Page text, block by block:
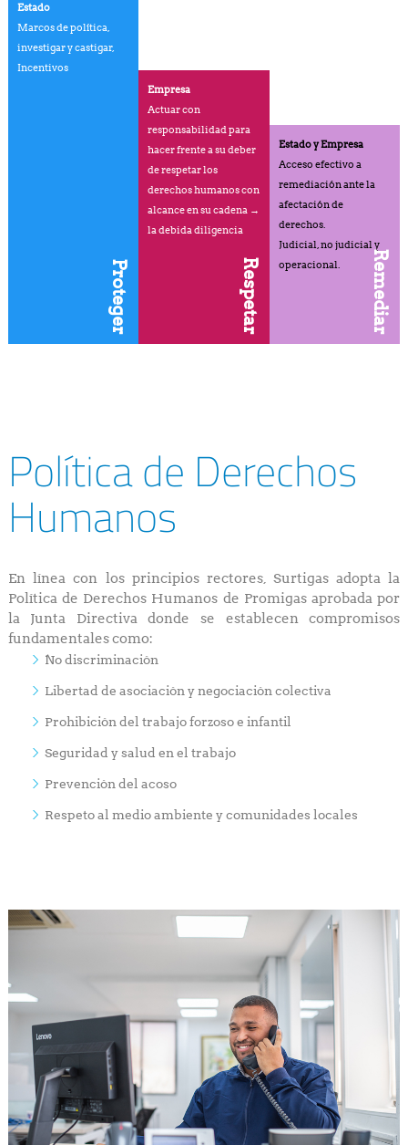
Estado
Marcos de política,
investigar y castigar,
Incentivos
Proteger
Empresa
Actuar con
responsabilidad para
hacer frente a su deber
de respetar los
derechos humanos con
alcance en su cadena →
la debida diligencia
Respetar
Estado y Empresa
Acceso efectivo a
remediación ante la
afectación de
derechos.
Judicial, no judicial y
operacional.
Remediar
Política de Derechos
Humanos
En línea con los principios rectores, Surtigas adopta la
Política de Derechos Humanos de Promigas aprobada por
la Junta Directiva donde se establecen compromisos
fundamentales como:
No discriminación
Libertad de asociación y negociación colectiva
Prohibición del trabajo forzoso e infantil
Seguridad y salud en el trabajo
Prevención del acoso
Respeto al medio ambiente y comunidades locales